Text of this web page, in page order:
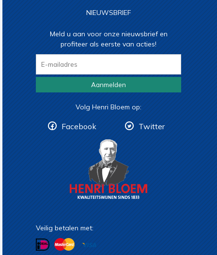
NIEUWSBRIEF
Meld u aan voor onze nieuwsbrief en
profiteer als eerste van acties!
Aanmelden
Volg Henri Bloem op:
Facebook Twitter
Veilig betalen met: